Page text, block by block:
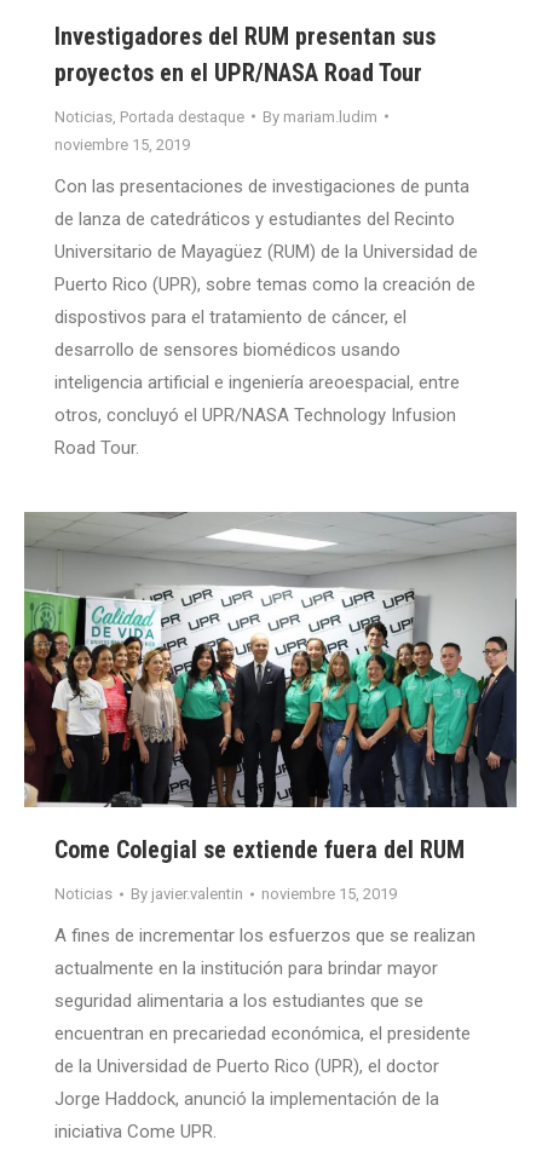
Investigadores del RUM presentan sus
proyectos en el UPR/NASA Road Tour
Noticias Portada destaque By mariam.ludim
noviembre 15, 2019
Con las presentaciones de investigaciones de punta
de lanza de catedráticos y estudiantes del Recinto
Universitario de Mayagüez (RUM) de la Universidad de
Puerto Rico (UPR), sobre temas como la creación de
dispostivos para el tratamiento de cáncer, el
desarrollo de sensores biomédicos usando
inteligencia artificial e ingeniería areoespacial, entre
otros, concluyó el UPR/NASA Technology Infusion
Road Tour.
Come Colegial se extiende fuera del RUM
Noticias By javier.valentin noviembre 15, 2019
A fines de incrementar los esfuerzos que se realizan
actualmente en la institución para brindar mayor
seguridad alimentaria a los estudiantes que se
encuentran en precariedad económica, el presidente
de la Universidad de Puerto Rico (UPR), el doctor
Jorge Haddock, anunció la implementación de la
iniciativa Come UPR.